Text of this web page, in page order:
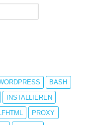
BASH
INSTALLIEREN
PROXY